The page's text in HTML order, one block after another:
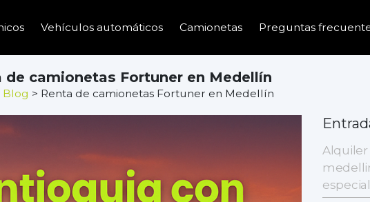
Vehículos automáticos Camionetas Preguntas
de camionetas Fortuner en Medellín
Blog > Renta de camionetas Fortuner en Medellín
Alquiler